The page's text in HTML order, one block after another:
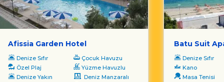
Afissia Garden Hotel
Denize Sıfır
Çocuk Havuzu
Özel Plaj
Yüzme Havuzlu
Denize Yakın
Deniz Manzaralı
Batu Suit
Denize Sıfır
Kano
Masa Tenisi